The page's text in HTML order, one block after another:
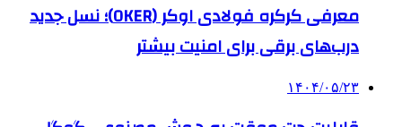
معرفی کرکره فولادی اوکر (OKER)؛ نسل جدید
درب‌های برقی برای امنیت بیشتر
۱۴۰۴/۰۵/۲۳